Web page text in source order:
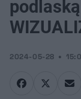
2024-05-28